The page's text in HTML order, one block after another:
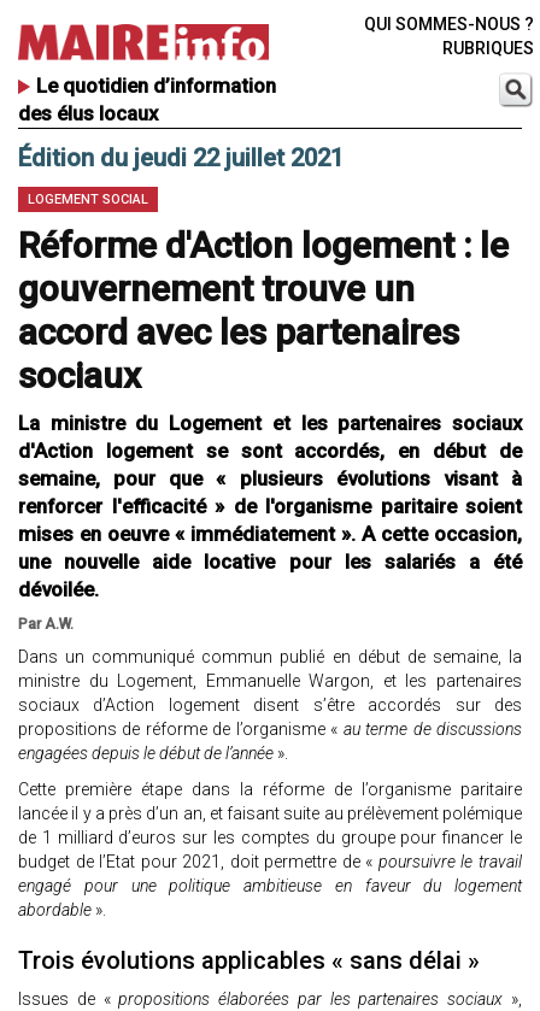
Le quotidien d’information
des élus locaux
QUI SOMMES-NOUS ?
RUBRIQUES
Édition du jeudi 22 juillet 2021
LOGEMENT SOCIAL
Réforme d'Action logement : le
gouvernement trouve un
accord avec les partenaires
sociaux
La ministre du Logement et les partenaires sociaux
d'Action logement se sont accordés, en début de
semaine, pour que « plusieurs évolutions visant à
renforcer l'efficacité » de l'organisme paritaire soient
mises en oeuvre « immédiatement ». A cette occasion,
une nouvelle aide locative pour les salariés a été
dévoilée.
Par A.W.
Dans un communiqué commun publié en début de semaine, la
ministre du Logement, Emmanuelle Wargon, et les partenaires
sociaux d’Action logement disent s’être accordés sur des
propositions de réforme de l’organisme « au terme de discussions
engagées depuis le début de l’année ».
Cette première étape dans la réforme de l’organisme paritaire
lancée il y a près d’un an, et faisant suite au prélèvement polémique
de 1 milliard d’euros sur les comptes du groupe pour financer le
budget de l’Etat pour 2021, doit permettre de « poursuivre le travail
engagé pour une politique ambitieuse en faveur du logement
abordable ».
Trois évolutions applicables « sans délai »
Issues de «propositions élaborées par les partenaires sociaux »,